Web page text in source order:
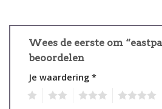
Wees de eerste om
beoordelen
Je waardering *